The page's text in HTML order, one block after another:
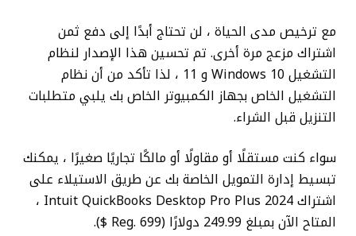
مع ترخيص مدى الحياة ، لن تحتاج أبدًا إلى دفع ثمن
اشتراك مزعج مرة أخرى. تم تحسين هذا الإصدار لنظام
التشغيل Windows 10 و 11 ، لذا تأكد من أن نظام
التشغيل الخاص بجهاز الكمبيوتر الخاص بك يلبي متطلبات
التنزيل قبل الشراء.
سواء كنت مستقلًا أو مقاولًا أو مالكًا تجاريًا صغيرًا ، يمكنك
تبسيط إدارة التمويل الخاصة بك عن طريق الاستيلاء على
اشتراك Intuit QuickBooks Desktop Pro Plus 2024 ،
المتاح الآن بمبلغ 249.99 دولارًا (Reg. 699 $).